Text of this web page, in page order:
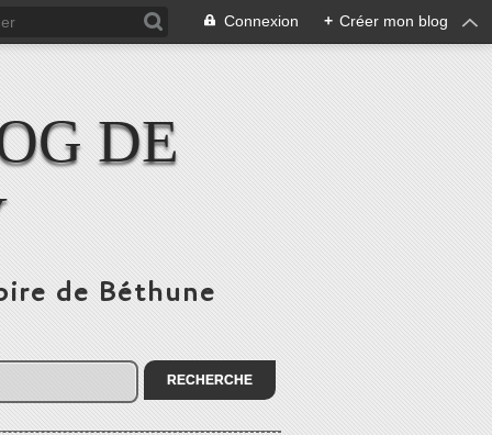
Connexion + Créer mon blog
DE
de Béthune